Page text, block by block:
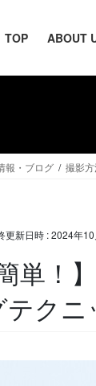
TOP ABOUT
報・ブログ 撮影
更新日時 :2024年10
単！
クニ